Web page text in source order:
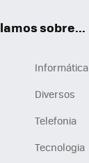
sobre...
Informática
Diversos
Telefonia
Tecnologia